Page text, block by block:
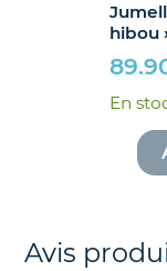
hibou
En
Avis